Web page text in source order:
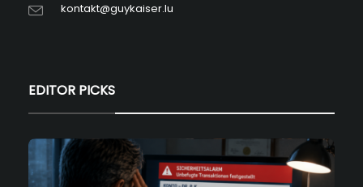
kontakt@guykaiser.lu
EDITOR PICKS